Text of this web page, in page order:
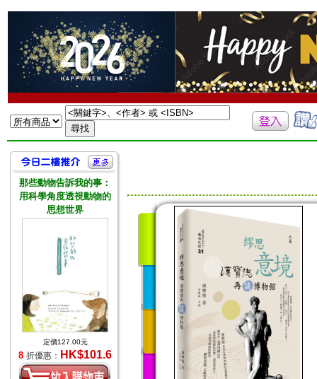
那些動物告訴我的事：
用科學角度透視動物的
思想世界
定價127.00元
8 折優惠： HK$101.6